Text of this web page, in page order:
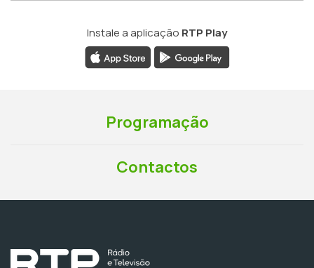
Instale a aplicação RTP Play
Programação
Contactos